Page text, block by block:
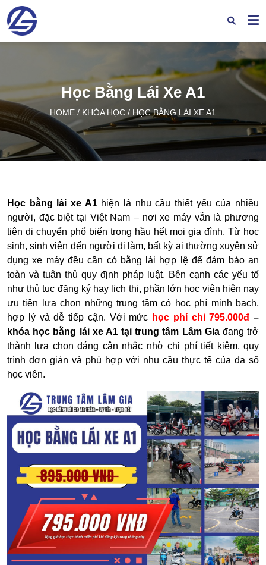
Học Bằng Lái Xe A1
HOME / KHÓA HỌC / HỌC BẰNG LÁI XE A1
Học bằng lái xe A1hiện là nhu cầu thiết yếu của nhiều
người, đặc biệt tại Việt Nam – nơi xe máy vẫn là phương
tiện di chuyển phổ biến trong hầu hết mọi gia đình. Từ học
sinh, sinh viên đến người đi làm, bất kỳ ai thường xuyên sử
dụng xe máy đều cần có bằng lái hợp lệ để đảm bảo an
toàn và tuân thủ quy định pháp luật. Bên cạnh các yếu tố
như thủ tục đăng ký hay lịch thi, phần lớn học viên hiện nay
ưu tiên lựa chọn những trung tâm có học phí minh bạch,
hợp lý và dễ tiếp cận. Với mức học phí chỉ 795.000đ –
khóa học bằng lái xe A1 tại trung tâm Lâm Giađang trở
thành lựa chọn đáng cân nhắc nhờ chi phí tiết kiệm, quy
trình đơn giản và phù hợp với nhu cầu thực tế của đa số
học viên.